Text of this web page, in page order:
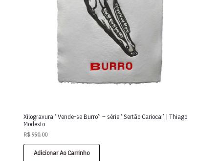
Xilogravura “Vende-se Burro” – série “Sertão Carioca” | Thiago
Modesto
R$ 950,00
Adicionar Ao Carrinho